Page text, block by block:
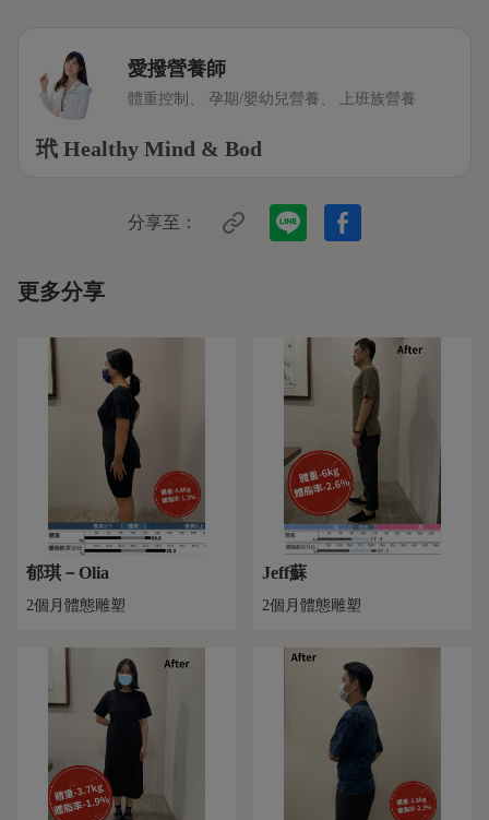
愛撥營養師
體重控制、 孕期/嬰幼兒營養、 上班族營養
玳 Healthy Mind & Bod
分享至：
更多分享
郁琪－Olia
2個月體態雕塑
Jeff蘇
2個月體態雕塑